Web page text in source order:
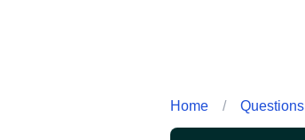
Home / Questions